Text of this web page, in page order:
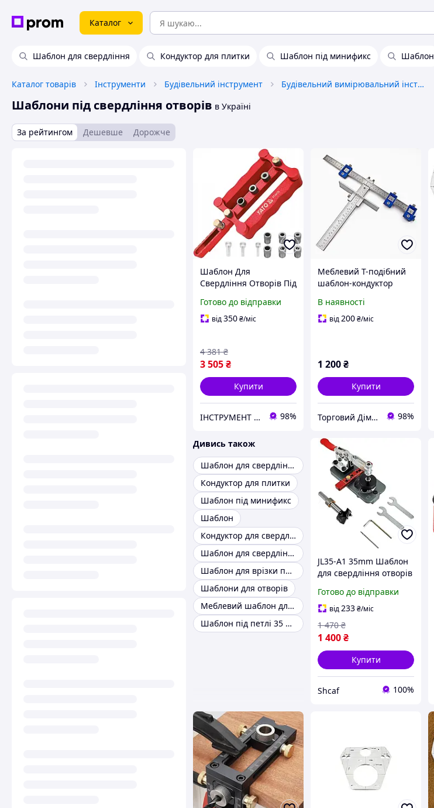
Каталог
Шаблон для свердління Кондуктор для плитки Шаблон під минификс Шаблон
Каталог товарів Інструменти Будівельний інструмент Будівельний вимірювальний інструмент
Шаблони під свердління отворів в Україні
За рейтингом Дешевше Дорожче
Шаблон Для
Свердління Отворів Під
6, 8, 10 мм) YATO® YT-
44120
Готово до відправки
від350₴/міс
3 505₴
4 381 ₴
Купити
ІНСТРУМЕНТ та МЕТИЗИ 98%
Меблевий Т-подібний
шаблон-кондуктор
для свердління отворів
під фурнітуру 5 мм
В наявності
від200₴/міс
1 200₴
Купити
Торговий Дім Вербицький 98%
Дивись також
Шаблон для свердління
Кондуктор для плитки
Шаблон під минификс
Шаблон
Кондуктор для свердління отворів
Шаблон для свердління дсп
Шаблон для врізки петель
Шаблони для отворів
Меблевий шаблон для свердління отворів
Шаблон під петлі 35 мм
JL35-A1 35mm Шаблон
для свердління отворів
для встановлення
петель, інструмент для
деревообробки
Готово до відправки
від233₴/міс
1 400₴
1 470 ₴
Купити
Shcaf 100%